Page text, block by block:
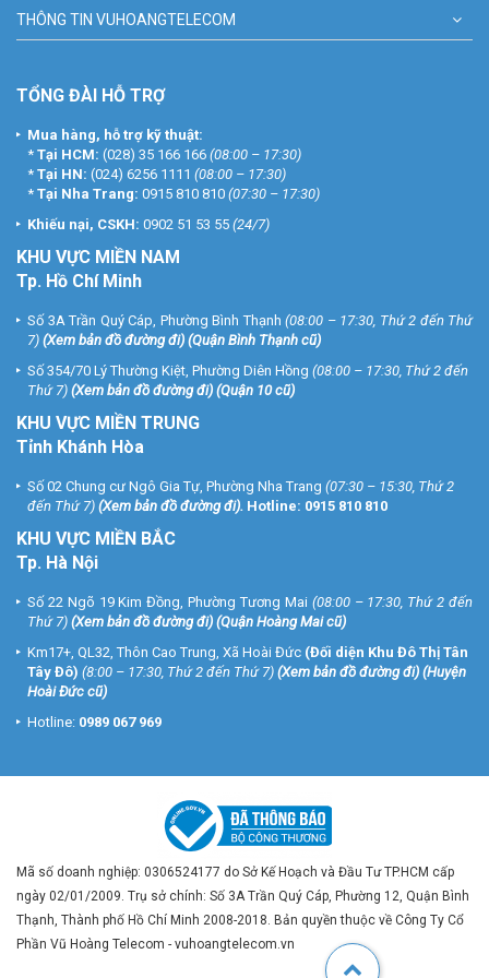
khảo thêm sản phẩm tại website
THÔNG TIN VUHOANGTELECOM
TỔNG ĐÀI HỖ TRỢ
Mua hàng, hỗ trợ kỹ thuật:
* Tại HCM: (028) 35 166 166 (08:00 – 17:30)
* Tại HN: (024) 6256 1111 (08:00 – 17:30)
* Tại Nha Trang: 0915 810 810 (07:30 – 17:30)
Khiếu nại, CSKH: 0902 51 53 55 (24/7)
KHU VỰC MIỀN NAM
Tp. Hồ Chí Minh
Số 3A Trần Quý Cáp, Phường Bình Thạnh (08:00 – 17:30, Thứ 2 đến Thứ
7) (Xem bản đồ đường đi) (Quận Bình Thạnh cũ)
Số 354/70 Lý Thường Kiệt, Phường Diên Hồng (08:00 – 17:30, Thứ 2 đến
Thứ 7) (Xem bản đồ đường đi) (Quận 10 cũ)
KHU VỰC MIỀN TRUNG
Tỉnh Khánh Hòa
Số 02 Chung cư Ngô Gia Tự, Phường Nha Trang (07:30 – 15:30, Thứ 2
đến Thứ 7) (Xem bản đồ đường đi). Hotline: 0915 810 810
KHU VỰC MIỀN BẮC
Tp. Hà Nội
Số 22 Ngõ 19 Kim Đồng, Phường Tương Mai (08:00 – 17:30, Thứ 2 đến
Thứ 7) (Xem bản đồ đường đi) (Quận Hoàng Mai cũ)
Km17+, QL32, Thôn Cao Trung, Xã Hoài Đức (Đối diện Khu Đô Thị Tân
Tây Đô) (8:00 – 17:30, Thứ 2 đến Thứ 7) (Xem bản đồ đường đi) (Huyện
Hoài Đức cũ)
Hotline: 0989 067 969
Mã số doanh nghiệp: 0306524177 do Sở Kế Hoạch và Đầu Tư TP.HCM cấp
ngày 02/01/2009. Trụ sở chính: Số 3A Trần Quý Cáp, Phường 12, Quận Bình
Thạnh, Thành phố Hồ Chí Minh 2008-2018. Bản quyền thuộc về Công Ty Cổ
Phần Vũ Hoàng Telecom - vuhoangtelecom.vn